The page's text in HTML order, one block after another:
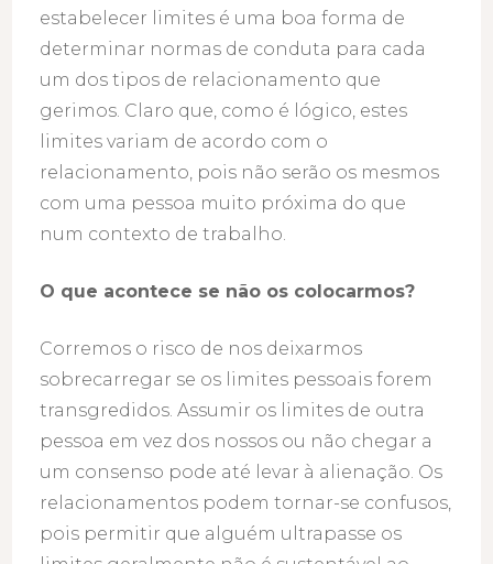
estabelecer limites é uma boa forma de
determinar normas de conduta para cada
um dos tipos de relacionamento que
gerimos. Claro que, como é lógico, estes
limites variam de acordo com o
relacionamento, pois não serão os mesmos
com uma pessoa muito próxima do que
num contexto de trabalho.
O que acontece se não os colocarmos?
Corremos o risco de nos deixarmos
sobrecarregar se os limites pessoais forem
transgredidos. Assumir os limites de outra
pessoa em vez dos nossos ou não chegar a
um consenso pode até levar à alienação. Os
relacionamentos podem tornar-se confusos,
pois permitir que alguém ultrapasse os